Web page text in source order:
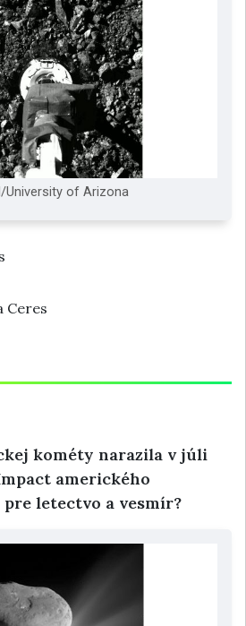
University of Arizona
Ceres
kométy narazila v júli
amerického
letectvo a vesmír?